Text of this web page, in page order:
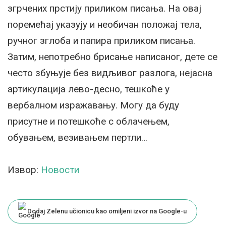
згрчених прстију приликом писања. На овај
поремећај указују и необичан положај тела,
ручног зглоба и папира приликом писања.
Затим, непотребно брисање написаног, дете се
често збуњује без видљивог разлога, нејасна
артикулација лево-десно, тешкоће у
вербалном изражавању. Могу да буду
присутне и потешкоће с облачењем,
обувањем, везивањем пертли…
Извор: Новости
Dodaj Zelenu učionicu kao omiljeni izvor na Google-u